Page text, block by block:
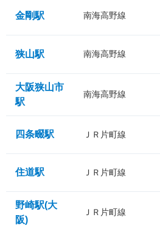
金剛駅 南海高野線
狭山駅 南海高野線
大阪狭山市
駅
南海高野線
四条畷駅 ＪＲ片町線
住道駅 ＪＲ片町線
野崎駅(大
阪)
ＪＲ片町線